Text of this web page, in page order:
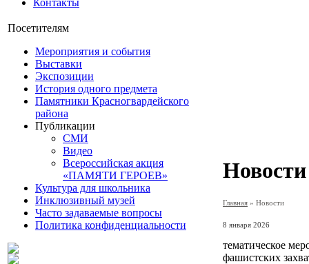
Контакты
Посетителям
Мероприятия и события
Выставки
Экспозиции
История одного предмета
Памятники Красногвардейского
района
Публикации
СМИ
Видео
Всероссийская акция
«ПАМЯТИ ГЕРОЕВ»
Культура для школьника
Инклюзивный музей
Часто задаваемые вопросы
Политика конфиденциальности
Новости
Главная » Новости
8 января 2026
тематическое
фашистских